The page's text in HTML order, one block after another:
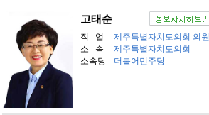
고태순
직 업
제주특별자치도의회 의원
소 속
제주특별자치도의회
소속당
더불어민주당